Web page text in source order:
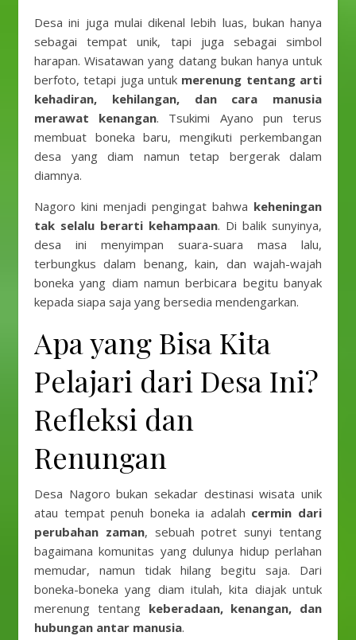
Desa ini juga mulai dikenal lebih luas, bukan hanya
sebagai tempat unik, tapi juga sebagai simbol
harapan. Wisatawan yang datang bukan hanya untuk
berfoto, tetapi juga untuk merenung tentang arti
kehadiran, kehilangan, dan cara manusia
merawat kenangan. Tsukimi Ayano pun terus
membuat boneka baru, mengikuti perkembangan
desa yang diam namun tetap bergerak dalam
diamnya.
Nagoro kini menjadi pengingat bahwa keheningan
tak selalu berarti kehampaan. Di balik sunyinya,
desa ini menyimpan suara-suara masa lalu,
terbungkus dalam benang, kain, dan wajah-wajah
boneka yang diam namun berbicara begitu banyak
kepada siapa saja yang bersedia mendengarkan.
Apa yang Bisa Kita
Pelajari dari Desa Ini?
Refleksi dan
Renungan
Desa Nagoro bukan sekadar destinasi wisata unik
atau tempat penuh boneka ia adalah cermin dari
perubahan zaman, sebuah potret sunyi tentang
bagaimana komunitas yang dulunya hidup perlahan
memudar, namun tidak hilang begitu saja. Dari
boneka-boneka yang diam itulah, kita diajak untuk
merenung tentang keberadaan, kenangan, dan
hubungan antar manusia.